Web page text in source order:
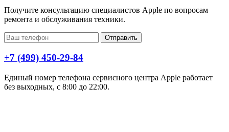
Получите консультацию специалистов Apple по вопросам
ремонта и обслуживания техники.
Отправить
+7 (499) 450-29-84
Единый номер телефона сервисного центра Apple работает
без выходных, с 8:00 до 22:00.